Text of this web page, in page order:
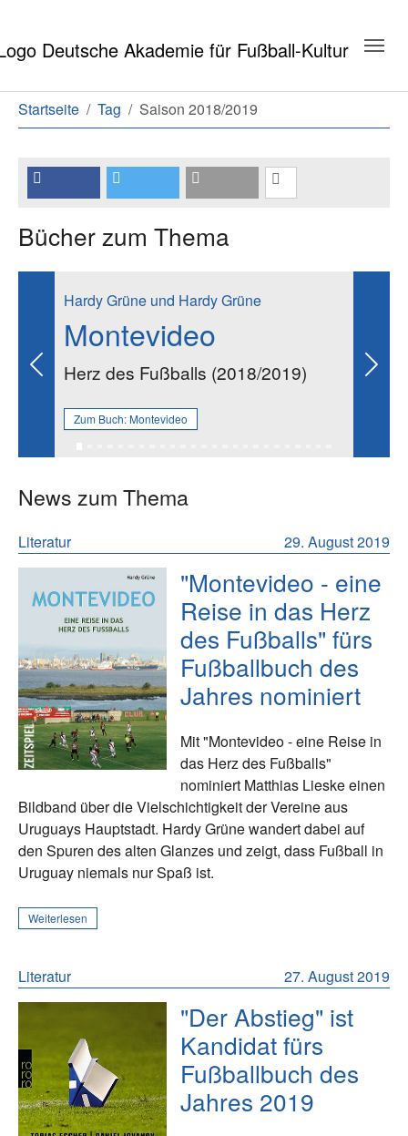
Sie sind hier:
Startseite Tag Saison 2018/2019
Bücher zum Thema
Hardy Grüne und Hardy Grüne
Montevideo
Herz des Fußballs (2018/2019)
Zum Buch:Montevideo
Previous Next
News zum Thema
29. August 2019
Literatur
"Montevideo - eine
Reise in das Herz
des Fußballs" fürs
Fußballbuch des
Jahres nominiert
Mit "Montevideo - eine Reise in
das Herz des Fußballs"
nominiert Matthias Lieske einen
Bildband über die Vielschichtigkeit der Vereine aus
Uruguays Hauptstadt. Hardy Grüne wandert dabei auf
den Spuren des alten Glanzes und zeigt, dass Fußball in
Uruguay niemals nur Spaß ist.
Weiterlesen
27. August 2019
Literatur
"Der Abstieg" ist
Kandidat fürs
Fußballbuch des
Jahres 2019